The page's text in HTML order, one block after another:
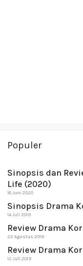
Populer
Sinopsis dan
Life (2020)
18 Juni 2020
Sinopsis Drama
14 Juli 2019
Review Drama
22 Agustus 2019
Review Drama
12 Juli 2019